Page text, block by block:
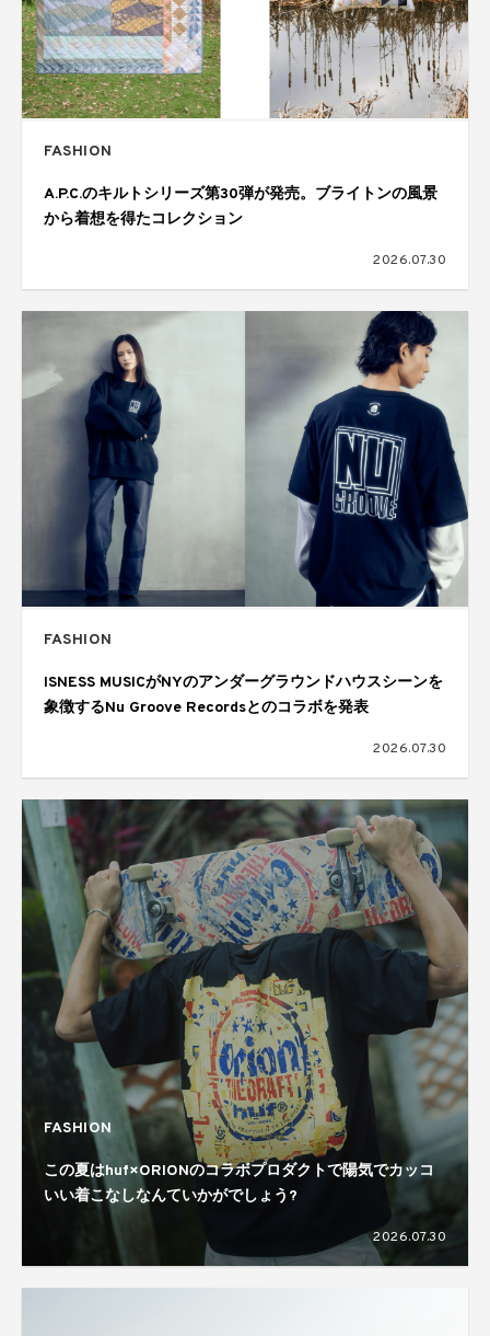
FASHION
A.P.C.のキルトシリーズ第30弾が発売。ブライトンの風景
から着想を得たコレクション
2026.07.30
FASHION
ISNESS MUSICがNYのアンダーグラウンドハウスシーンを
象徴するNu Groove Recordsとのコラボを発表
2026.07.30
FASHION
この夏はhuf×ORIONのコラボプロダクトで陽気でカッコ
いい着こなしなんていかがでしょう?
2026.07.30